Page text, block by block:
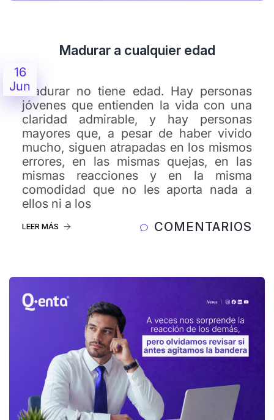
16
Jun
Madurar a cualquier edad
Madurar no tiene edad. Hay personas
jóvenes que entienden la vida con una
claridad admirable, y hay personas
mayores que, a pesar de haber vivido
mucho, siguen atrapadas en los mismos
errores, en las mismas quejas, en las
mismas reacciones y en la misma
comodidad que no les aporta nada a
ellos ni a los
LEER MÁS COMENTARIOS